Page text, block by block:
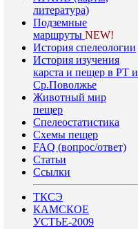
литература)
Подземные
маршруты NEW!
История спелеологии
Иcтория изучения
карста и пещер в РТ и
Ср.Поволжье
Животный мир
пещер
Спелеостатистика
Схемы пещер
FAQ (вопрос/ответ)
Статьи
Ссылки
ТКСЭ
КАМСКОЕ
УСТЬЕ-2009